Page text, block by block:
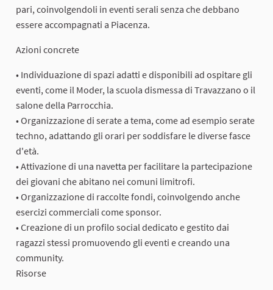
pari, coinvolgendoli in eventi serali senza che debbano
essere accompagnati a Piacenza.
Azioni concrete
• Individuazione di spazi adatti e disponibili ad ospitare gli
eventi, come il Moder, la scuola dismessa di Travazzano o il
salone della Parrocchia.
• Organizzazione di serate a tema, come ad esempio serate
techno, adattando gli orari per soddisfare le diverse fasce
d'età.
• Attivazione di una navetta per facilitare la partecipazione
dei giovani che abitano nei comuni limitrofi.
• Organizzazione di raccolte fondi, coinvolgendo anche
esercizi commerciali come sponsor.
• Creazione di un profilo social dedicato e gestito dai
ragazzi stessi promuovendo gli eventi e creando una
community.
Risorse